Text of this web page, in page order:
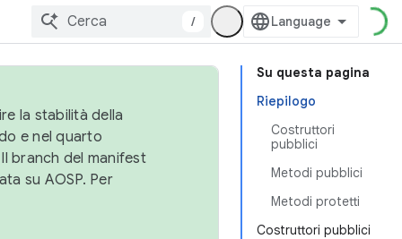
/
Su questa pagina
Riepilogo
Costruttori
pubblici
Metodi pubblici
Metodi protetti
Costruttori pubblici
la stabilità della
e nel quarto
branch del manifest
su AOSP. Per